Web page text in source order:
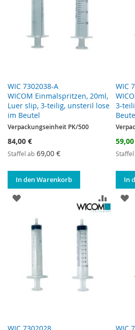
WIC 7302038-A
WICOM Einmalspritzen, 20ml,
Luer slip, 3-teilig, unsteril lose
im Beutel
Verpackungseinheit PK/500
84,00 €
Staffel ab 69,00 €
In den Warenkorb
WIC
3-
In
ZUR WUNSCHLISTE ZUR